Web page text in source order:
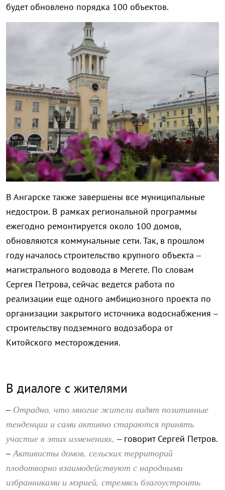
будет обновлено порядка 100 объектов.
В Ангарске также завершены все муниципальные
недострои. В рамках региональной программы
ежегодно ремонтируется около 100 домов,
обновляются коммунальные сети. Так, в прошлом
году началось строительство крупного объекта –
магистрального водовода в Мегете. По словам
Сергея Петрова, сейчас ведется работа по
реализации еще одного амбициозного проекта по
организации закрытого источника водоснабжения –
строительству подземного водозабора от
Китойского месторождения.
В диалоге с жителями
–Отрадно, что многие жители видят позитивные
тенденции и сами активно стараются принять
участие в этих изменениях, – говорит Сергей Петров.
–Активисты домов, сельских территорий
плодотворно взаимодействуют с народными
избранниками и мэрией, стремясь благоустроить